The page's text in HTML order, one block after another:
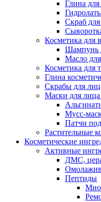
Глина
Скраб
Косметика для
Шампунь
Масло
Косметика для
Глина
Скрабы для
Маски для лица
Мусс-
Патчи под
Растительные
Косметические
Активные
ДМС,
Пептиды